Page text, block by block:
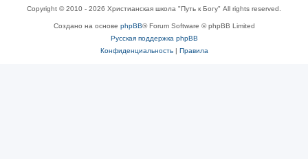
Copyright © 2010 - 2026 Христианская школа "Путь к Богу" All rights reserved.
Создано на основе phpBB® Forum Software © phpBB Limited
Русская поддержка phpBB
Конфиденциальность| Правила